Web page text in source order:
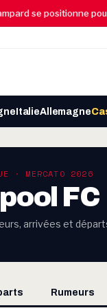
se positionne pour
ItalieAllemagne
· MERCATO 2026
FC
arrivées et
Rumeurs